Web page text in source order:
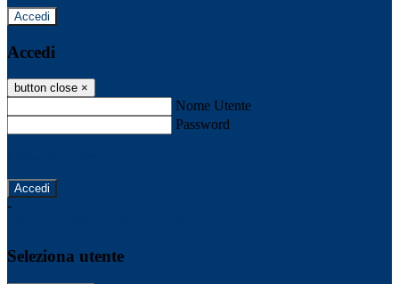
Accedi
Accedi
button close ×
Nome Utente
Password
-
Seleziona utente